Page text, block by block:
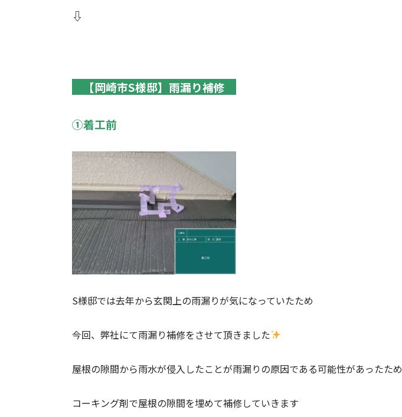
⇩
【岡崎市S様邸】雨漏り補修
①着工前
S様邸では去年から玄関上の雨漏りが気になっていたため
今回、弊社にて雨漏り補修をさせて頂きました
屋根の隙間から雨水が侵入したことが雨漏りの原因である可能性があったため
コーキング剤で屋根の隙間を埋めて補修していきます